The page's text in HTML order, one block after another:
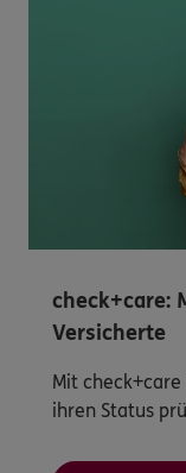
check+care:
Versicherte
Mit
ihren Status